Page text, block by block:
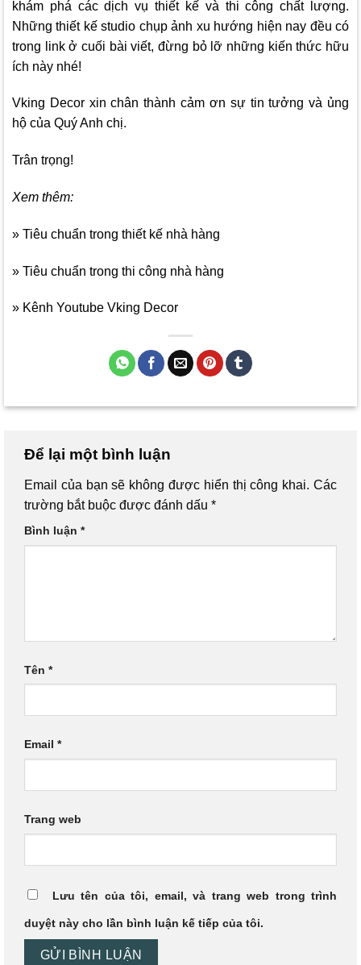
khám phá các dịch vụ thiết kế và thi công chất lượng.
Những thiết kế studio chụp ảnh xu hướng hiện nay đều có
trong link ở cuối bài viết, đừng bỏ lỡ những kiến thức hữu
ích này nhé!
Vking Decorxin chân thành cảm ơn sự tin tưởng và ủng
hộ của Quý Anh chị.
Trân trọng!
Xem thêm:
» Tiêu chuẩn trong thiết kế nhà hàng
» Tiêu chuẩn trong thi công nhà hàng
» Kênh Youtube Vking Decor
Để lại một bình luận
Email của bạn sẽ không được hiển thị công khai. Các
trường bắt buộc được đánh dấu *
Bình luận *
Tên *
Email *
Trang web
Lưu tên của tôi, email, và trang web trong trình
duyệt này cho lần bình luận kế tiếp của tôi.